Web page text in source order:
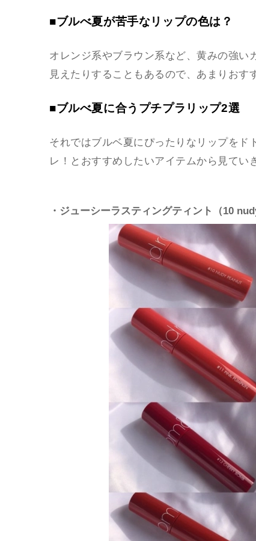
■ブルべ夏が苦手なリップの色は？
オレンジ系やブラウン系など、黄みの強い
見えたりすることもあるので、あまりおす
■ブルべ夏に合うプチプラリップ2選
それではブルベ夏にぴったりなリップをド
レ！とおすすめしたいアイテムから見てい
・ジューシーラスティングティント（10